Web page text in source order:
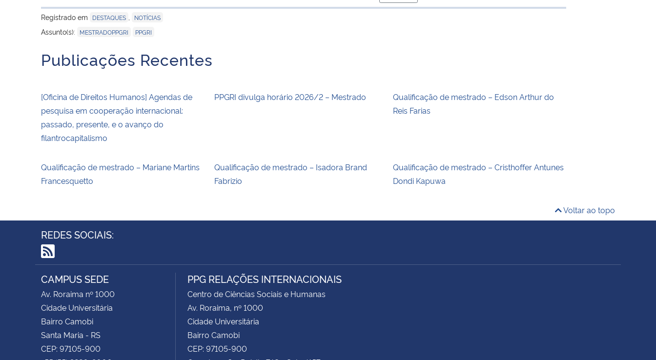
para área de transferência
Registrado em
DESTAQUES NOTÍCIAS
Assunto(s): MESTRADOPPGRI PPGRI
Publicações Recentes
[Oficina de Direitos Humanos] Agendas de
pesquisa em cooperação internacional:
passado, presente, e o avanço do
filantrocapitalismo
PPGRI divulga horário 2026/2 – Mestrado
Qualificação de mestrado – Edson Arthur do
Reis Farias
Qualificação de mestrado – Mariane Martins
Francesquetto
Qualificação de mestrado – Isadora Brand
Fabrizio
Qualificação de mestrado – Cristhoffer Antunes
Dondi Kapuwa
Voltar ao topo
REDES SOCIAIS:
RSS
CAMPUS SEDE
Av. Roraima nº 1000
Cidade Universitária
Bairro Camobi
Santa Maria - RS
CEP: 97105-900
PPG RELAÇÕES INTERNACIONAIS
Centro de Ciências Sociais e Humanas
Av. Roraima, nº 1000
Cidade Universitária
Bairro Camobi
CEP: 97105-900